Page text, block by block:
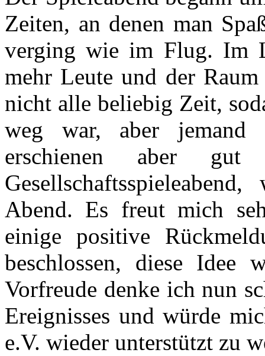
Zeiten, an denen man
verging wie im Flug. Im
mehr Leute und der
nicht alle beliebig Zeit,
weg war, aber jemand
erschienen aber
Abend. Es freut mich
einige positive
beschlossen, diese
Vorfreude denke ich nun
Ereignisses und würde
e.V. wieder unterstützt zu